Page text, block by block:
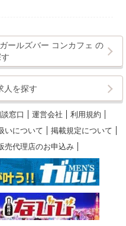
ールズバー コンカフェ の
人を探す
窓口 運営会社
利用規約
いについて
掲載規定について
売代理店のお申込み